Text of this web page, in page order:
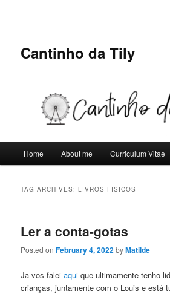
Cantinho da Tily
Home About me Curriculum Vitae
TAG ARCHIVES:LIVROS FISICOS
Ler a conta-gotas
Posted onFebruary 4, 2022byMatilde
Ja vos faleiaquique ultimamente tenho
crianças, juntamente com o Louis e está